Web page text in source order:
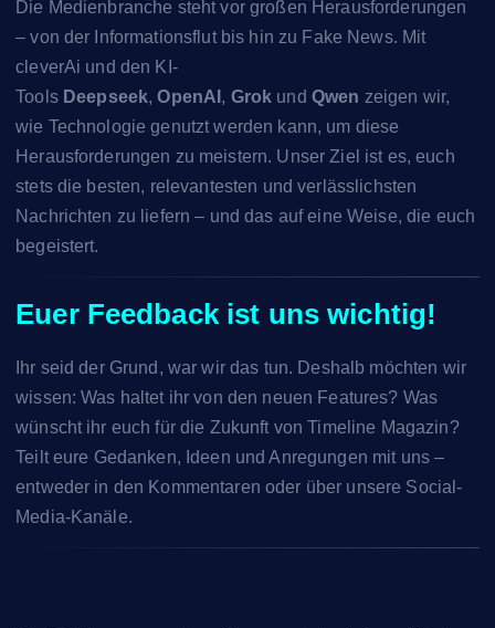
Die Medienbranche steht vor großen Herausforderungen
– von der Informationsflut bis hin zu Fake News. Mit
cleverAi und den KI-
Tools Deepseek,OpenAI , Grok und Qwen zeigen wir,
wie Technologie genutzt werden kann, um diese
Herausforderungen zu meistern. Unser Ziel ist es, euch
stets die besten, relevantesten und verlässlichsten
Nachrichten zu liefern – und das auf eine Weise, die euch
begeistert.
Euer Feedback ist uns wichtig!
Ihr seid der Grund, war wir das tun. Deshalb möchten wir
wissen: Was haltet ihr von den neuen Features? Was
wünscht ihr euch für die Zukunft von Timeline Magazin?
Teilt eure Gedanken, Ideen und Anregungen mit uns –
entweder in den Kommentaren oder über unsere Social-
Media-Kanäle.